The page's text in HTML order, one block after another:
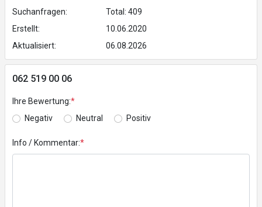
Suchanfragen:
Total: 409
Erstellt:
10.06.2020
Aktualisiert:
06.08.2026
062 519 00 06
Ihre Bewertung:*
Negativ
Neutral Positiv
Info / Kommentar:*